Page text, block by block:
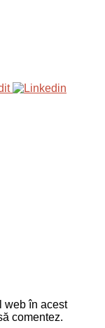
web în acest
comentez.